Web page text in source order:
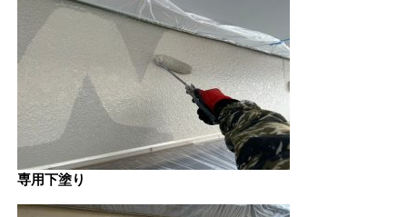
専用下塗り